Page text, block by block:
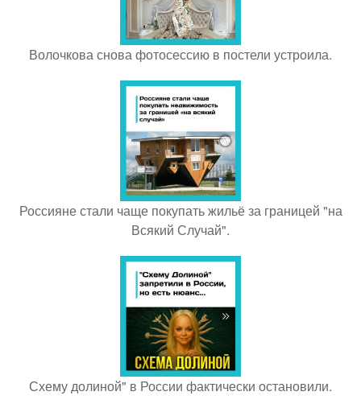
Волочкова снова фотосессию в постели устроила.
Россияне стали чаще покупать жильё за границей "на
Всякий Случай".
Схему долиной" в России фактически остановили.